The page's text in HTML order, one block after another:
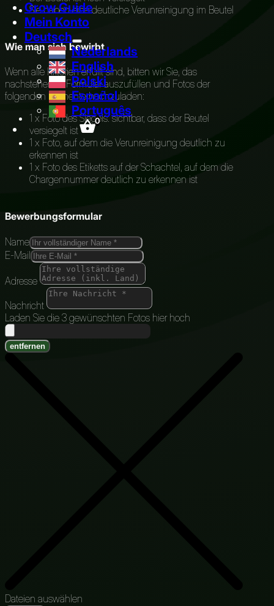
Grow Guide
Mein Konto
Deutsch
Nederlands
English
Polski
Español
Português
0
Sie haben eine deutliche Verunreinigung im Beutel
Wie man sich bewirbt
Wenn alle Kriterien erfüllt sind, bitten wir Sie, das
nachstehende Formular auszufüllen und Fotos der
folgenden Elemente hochzuladen:
1 x Foto des Siegels: sichtbar, dass der Beutel
versiegelt ist
1 x Foto, auf dem die Verunreinigung deutlich zu
erkennen ist
1 x Foto des Etiketts auf der Schachtel, auf dem die
Chargennummer deutlich zu erkennen ist
Bewerbungsformular
Name
E-Mail
Adresse
Nachricht
Laden Sie die 3 gewünschten Fotos hier hoch
entfernen
Dateien auswählen